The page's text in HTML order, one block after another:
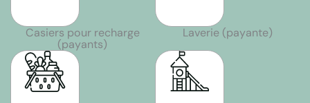
Casiers pour recharge
(payants)
Laverie (payante)